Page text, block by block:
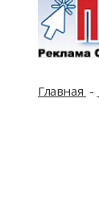
Главная